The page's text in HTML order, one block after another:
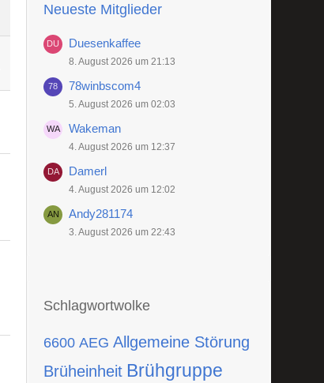
Neueste Mitglieder
Duesenkaffee
8. August 2026 um 21:13
78winbscom4
5. August 2026 um 02:03
Wakeman
4. August 2026 um 12:37
Damerl
4. August 2026 um 12:02
Andy281174
3. August 2026 um 22:43
Schlagwortwolke
6600 AEG Allgemeine Störung
Brüheinheit Brühgruppe